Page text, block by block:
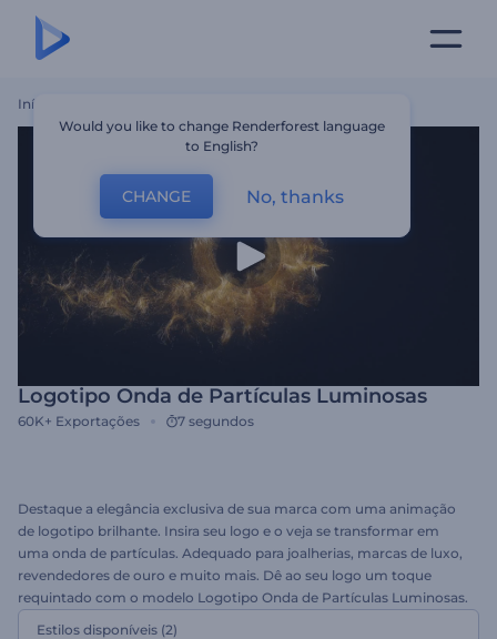
Início
Logotipo Onda de Partículas Luminosas
60K+ Exportações 7 segundos
Destaque a elegância exclusiva de sua marca com uma animação
de logotipo brilhante. Insira seu logo e o veja se transformar em
uma onda de partículas. Adequado para joalherias, marcas de luxo,
revendedores de ouro e muito mais. Dê ao seu logo um toque
requintado com o modelo Logotipo Onda de Partículas Luminosas.
Estilos disponíveis (2)
Would you like to change Renderforest language
to English?
CHANGE No, thanks